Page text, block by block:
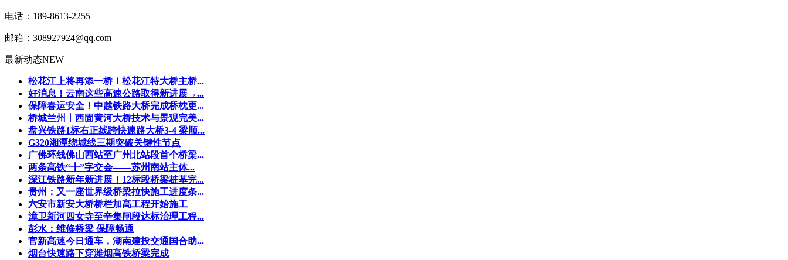
电话：189-8613-2255
邮箱：308927924@qq.com
最新动态NEW
松花江上将再添一桥！松花江特大桥主桥...
好消息！云南这些高速公路取得新进展→...
保障春运安全！中越铁路大桥完成桥枕更...
桥城兰州丨西固黄河大桥技术与景观完美...
盘兴铁路1标右正线跨快速路大桥3-4 梁顺...
G320湘潭绕城线三期突破关键性节点
广佛环线佛山西站至广州北站段首个桥梁...
两条高铁“十”字交会——苏州南站主体...
深江铁路新年新进展！12标段桥梁桩基完...
贵州：又一座世界级桥梁拉快施工进度条...
六安市新安大桥桥栏加高工程开始施工
漳卫新河四女寺至辛集闸段达标治理工程...
彭水：维修桥梁 保障畅通
官新高速今日通车，湖南建投交通国合助...
烟台快速路下穿潍烟高铁桥梁完成